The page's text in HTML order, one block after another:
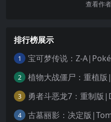
查看作
排行榜展示
1 宝可梦传说：Z-
2
3
4